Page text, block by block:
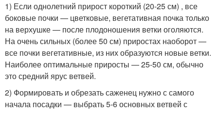
1) Если однолетний прирост короткий (20-25 см) , все
боковые почки — цветковые, вегетативная почка только
на верхушке — после плодоношения ветки оголяются.
На очень сильных (более 50 см) приростах наоборот —
все почки вегетативные, из них образуются новые ветки.
Наиболее оптимальные приросты — 25-50 см, обычно
это средний ярус ветвей.
2) Формировать и обрезать саженец нужно с самого
начала посадки — выбрать 5-6 основных ветвей с